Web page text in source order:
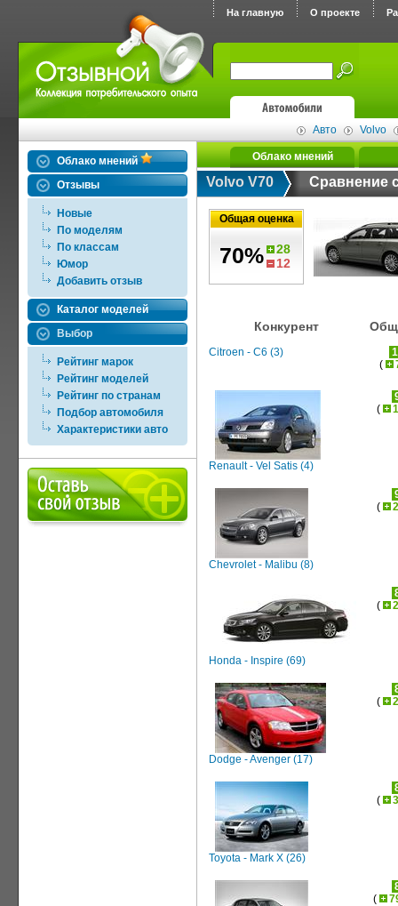
На главную О проекте
Авто Volvo
Облако мнений
Отзывы
Новые
По моделям
По классам
Юмор
Добавить отзыв
Каталог моделей
Выбор
Рейтинг марок
Рейтинг моделей
Рейтинг по странам
Подбор автомобиля
Характеристики авто
Облако мнений
Volvo V70 Сравнение
Общая оценка
70%
28
12
Конкурент
Citroen - C6 (3)
(
Renault - Vel Satis (4)
(
Chevrolet - Malibu (8)
(
Honda - Inspire (69)
(
Dodge - Avenger (17)
(
Toyota - Mark X (26)
(
(